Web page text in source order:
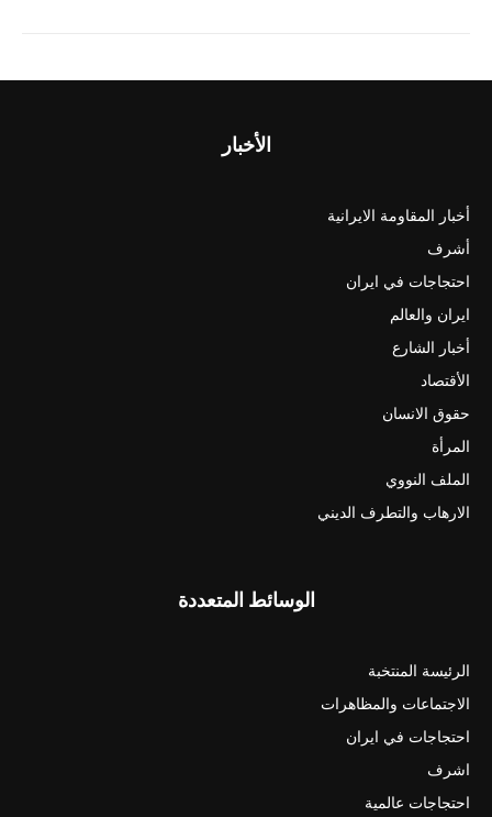
الأخبار
أخبار المقاومة الايرانية
أشرف
احتجاجات في ايران
ايران والعالم
أخبار الشارع
الأقتصاد
حقوق الانسان
المرأة
الملف النووي
الارهاب والتطرف الديني
الوسائط المتعددة
الرئيسة المنتخبة
الاجتماعات والمظاهرات
احتجاجات في ايران
اشرف
احتجاجات عالمية